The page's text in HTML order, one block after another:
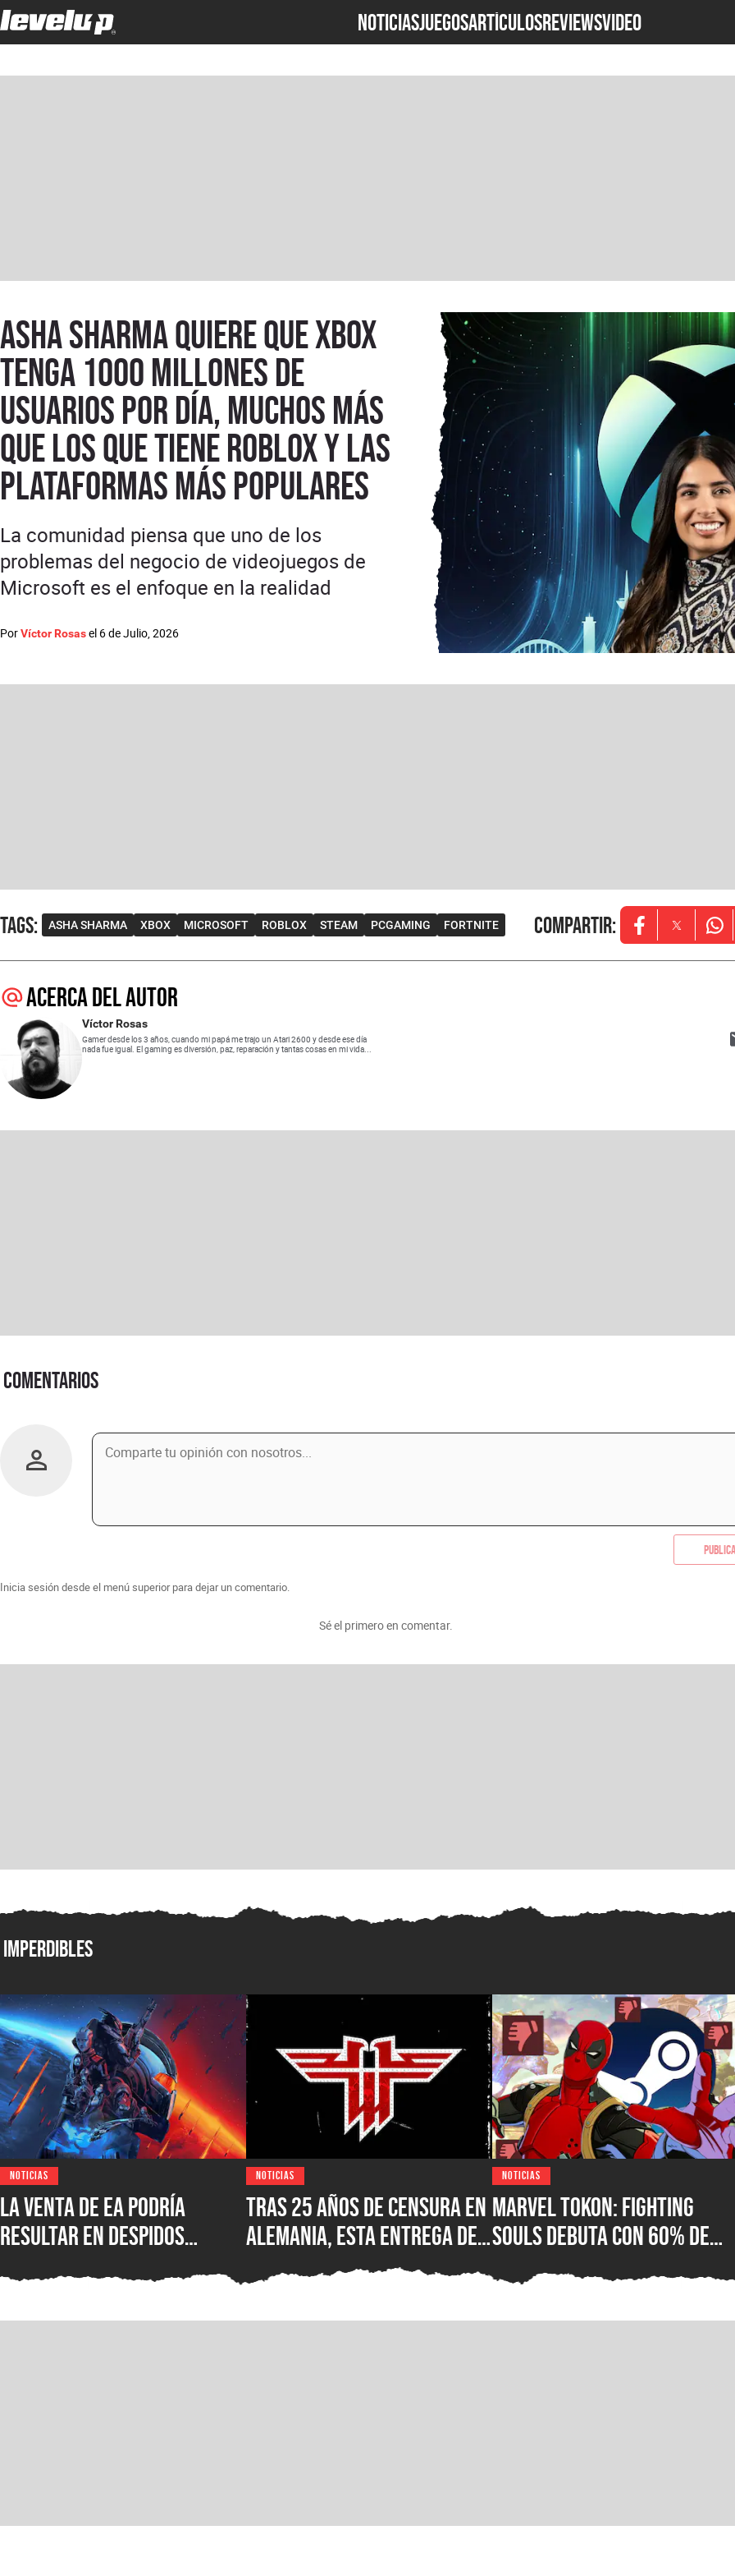
NOTICIASJUEGOSARTÍCULOSREVIEWSVideo
Asha Sharma quiere que XBOX
tenga 1000 millones de
usuarios por día, muchos más
que los que tiene ROBLOX y las
plataformas más populares
PorVíctor Rosasel 6 de Julio, 2026
La comunidad piensa que uno de los
problemas del negocio de videojuegos de
Microsoft es el enfoque en la realidad
Tags: ASHA SHARMA XBOX MICROSOFT ROBLOX STEAM PCGAMING FORTNITE Compartir: Opens in new
Opens in
Acerca del autor
Víctor Rosas
Gamer desde los 3 años, cuando mi papá me trajo un Atari 2600 y desde ese día
nada fue igual. El gaming es diversión, paz, reparación y tantas cosas en mi vida...
Comentarios
Inicia sesión desde el menú superior para dejar un comentario.
Sé el primero en comentar.
Imperdibles
NOTICIAS
La venta de EA podría
resultar en despidos
señalan fuentes
NOTICIAS
Tras 25 años de censura en
Alemania, esta entrega de
Wolfenstein por fin está
disponible en su versión
original en PC para Steam,
NOTICIAS
Marvel Tokon: Fighting
Souls debuta con 60% de
Steam, ¿qué está mal con
nuevo juego de lucha de